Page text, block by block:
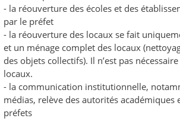
- la réouverture des écoles et des
par le préfet
- la réouverture des locaux se fait
et un ménage complet des locaux
des objets collectifs). Il n’est pas
locaux.
- la communication institutionnelle,
médias, relève des autorités académiques
préfets